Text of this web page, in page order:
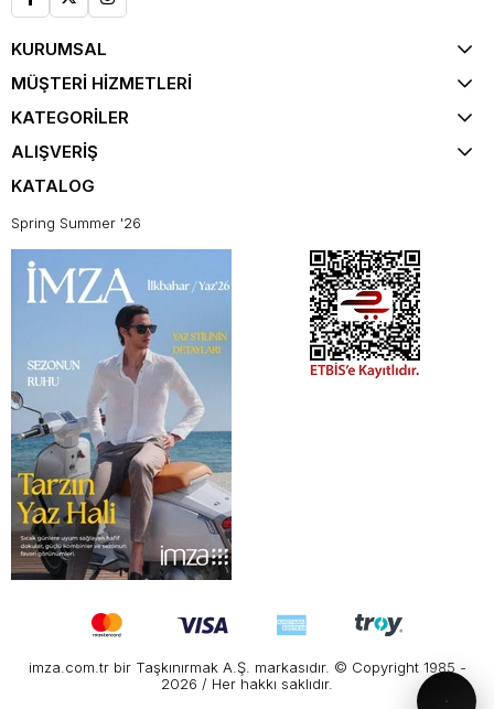
KURUMSAL
MÜŞTERİ HİZMETLERİ
KATEGORİLER
ALIŞVERİŞ
KATALOG
Spring Summer '26
imza.com.tr bir Taşkınırmak A.Ş. markasıdır. © Copyright 1985 -
2026 / Her hakkı saklıdır.